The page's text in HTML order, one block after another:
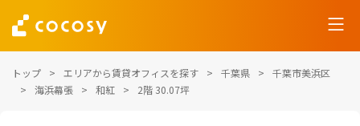
トップ エリアから賃貸オフィスを探す 千葉県
千葉市美浜区
海浜幕張
和紅 2階 30.07坪